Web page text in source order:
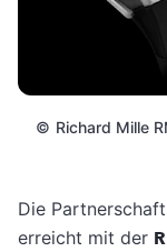
© Richard Mille
Die
erreicht mit der